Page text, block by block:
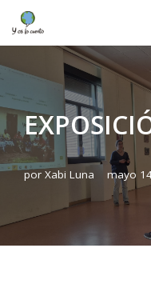
Saltar
contenido
por Xabi Luna mayo